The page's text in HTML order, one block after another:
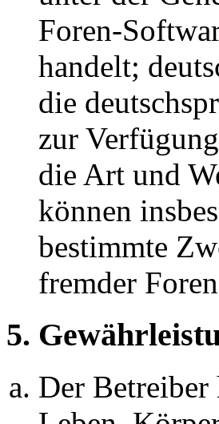
Foren-
handelt;
die
zur
die Art und
können
bestimmte
fremder
5.
Der Betreiber